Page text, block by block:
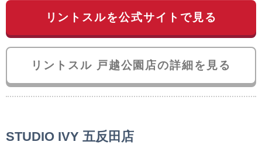
リントスルを公式サイトで見る
リントスル 戸越公園店の詳細を見る
STUDIO IVY 五反田店